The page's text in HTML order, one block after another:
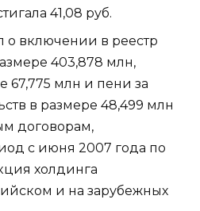
41,08 руб.
о включении в реестр
403,878 млн,
67,775 млн и пени за
в размере 48,499 млн
договорам,
с июня 2007 года по
холдинга
и на зарубежных